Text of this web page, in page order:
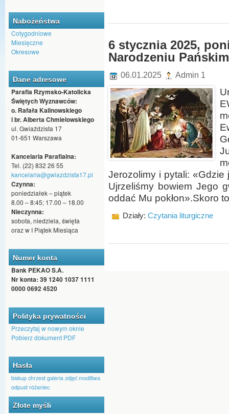
Nabożeństwa
Cotygodniowe
Miesięczne
Okresowe
Dane adresowe
Parafia Rzymsko-Katolicka
Świętych Wyznawców:
o. Rafała Kalinowskiego
i br. Alberta Chmielowskiego
ul. Gwiaździsta 17
01-651 Warszawa
Kancelaria Parafialna:
Tel. (22) 832 26 55
kancelaria@gwiazdzista17.pl
Czynna:
poniedziałek – piątek
8.00 – 8:45; 17.00 – 18.00
Nieczynna:
sobota, niedziela, święta
oraz w I Piątek Miesiąca
Numer konta
Bank PEKAO S.A.
Nr konta: 39 1240 1037 1111
0000 0692 4520
Polityka prywatności
Przeczytaj w nowym oknie
Pobierz dokument PDF
Hasła
biskup chrzest galeria zdjęć modlitwa
odpust różaniec
Złote myśli
6 stycznia 2025,
Narodzeniu
06.01.2025 Admin 1
Jerozolimy i pytali:
Ujrzeliśmy bowiem Jego
oddać Mu pokłon».Skoro
Działy: Czytania liturgiczne